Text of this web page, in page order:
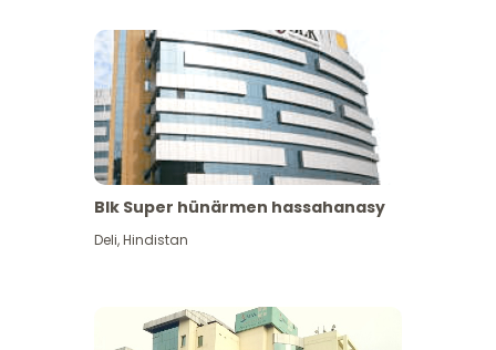
Blk Super hünärmen hassahanasy
Deli,Hindistan